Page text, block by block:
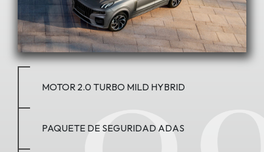
MOTOR 2.0 TURBO MILD HYBRID
PAQUETE DE SEGURIDAD ADAS